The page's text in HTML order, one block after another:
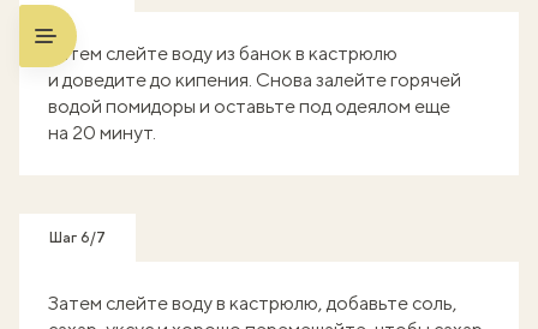
Затем слейте воду из банок в кастрюлю
и доведите до кипения. Снова залейте горячей
водой помидоры и оставьте под одеялом еще
на 20 минут.
Шаг 6/7
Затем слейте воду в кастрюлю, добавьте соль,